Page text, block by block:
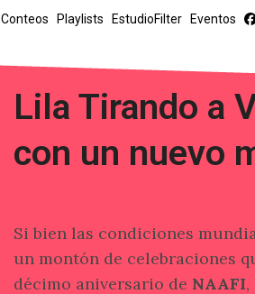
Conteos Playlists EstudioFilter Eventos
Lila Tirando a
con un nuevo
Si bien las condiciones
un montón de celebraciones
décimo aniversario de NAAFI